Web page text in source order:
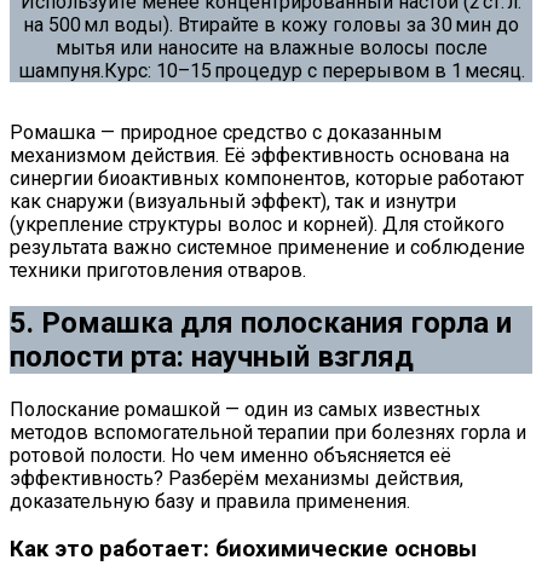
на 500 мл воды). Втирайте в кожу головы за 30 мин до
мытья или наносите на влажные волосы после
шампуня.Курс: 10–15 процедур с перерывом в 1 месяц.
Ромашка — природное средство с доказанным
механизмом действия. Её эффективность основана на
синергии биоактивных компонентов, которые работают
как снаружи (визуальный эффект), так и изнутри
(укрепление структуры волос и корней). Для стойкого
результата важно системное применение и соблюдение
техники приготовления отваров.
5. Ромашка для полоскания горла и
полости рта: научный взгляд
Полоскание ромашкой — один из самых известных
методов вспомогательной терапии при болезнях горла и
ротовой полости. Но чем именно объясняется её
эффективность? Разберём механизмы действия,
доказательную базу и правила применения.
Как это работает: биохимические основы